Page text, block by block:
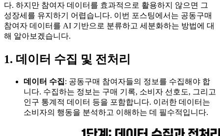
다. 하지만 참여자 데이터를 효과적으로 활용하지 않으면 그
성장세를 유지하기 어렵습니다. 이번 포스팅에서는 공동구매
참여자 데이터를 AI 기반으로 분류하고 세분화하는 방법에 대
해 알아보겠습니다.
1. 데이터 수집 및 전처리
데이터 수집: 공동구매 참여자들의 정보를 수집해야 합
니다. 수집하는 정보는 구매 기록, 소비자 선호도, 그리고
인구 통계적 데이터 등을 포함합니다. 이러한 데이터는
소비자의 행동을 분석하고 이해하는 데 필수적입니다.